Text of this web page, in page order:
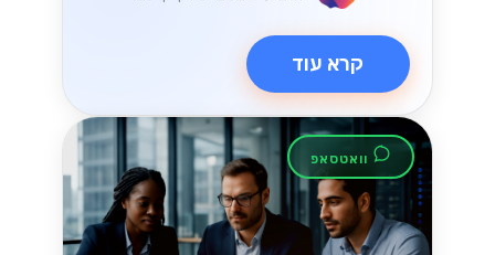
לדעת
עם התפתחות חוקי המס בישראל, עסקים
קטנים ובינוניים (SMBs) מתמודדים עם
אתגרים והזדמנויות חדשים. גלו תובנות
מפתח כדי להתמודד ביעילות עם השינויים
הללו במס, ולהבטיח שהעסק שלכם יפרח